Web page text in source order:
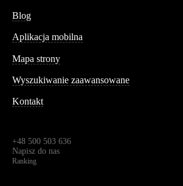
Blog
Aplikacja mobilna
Mapa strony
Wyszukiwanie zaawansowane
Kontakt
+48 500 503 636
Napisz do nas
Ranking